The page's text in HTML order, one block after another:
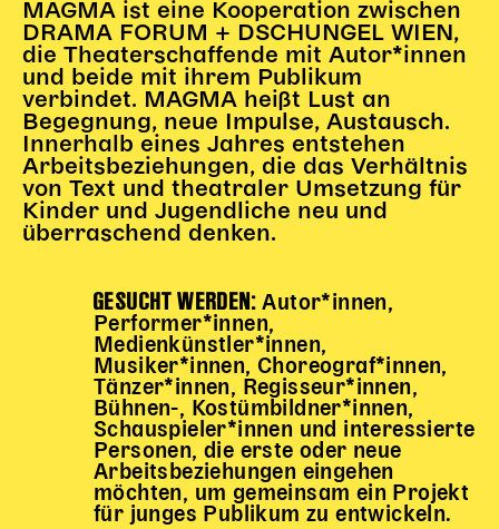
PÄDAGOGIK
Kunst + Wissen
Rund um den Vorstellungsbesuch
Begleitmaterial
TheaterPaket
Partnerklasse + Partnerschule
Schulabenteuernacht
Probenklasse
Vorstellungen für pädagogische Institutionen
Angebote für Pädagog*innen
PädagogikClub
Sommerfest
Open House
Newsletter für pädagogische Institutionen
MAGMA ist eine Kooperation zwischen
DRAMA FORUM + DSCHUNGEL WIEN,
die Theaterschaffende mit Autor*innen
und beide mit ihrem Publikum
verbindet. MAGMA heißt Lust an
Begegnung, neue Impulse, Austausch.
Innerhalb eines Jahres entstehen
Arbeitsbeziehungen, die das Verhältnis
von Text und theatraler Umsetzung für
Kinder und Jugendliche neu und
überraschend denken.
GESUCHT WERDEN:Autor*innen,
Performer*innen,
Medienkünstler*innen,
Musiker*innen, Choreograf*innen,
Tänzer*innen, Regisseur*innen,
Bühnen-, Kostümbildner*innen,
Schauspieler*innen und interessierte
Personen, die erste oder neue
Arbeitsbeziehungen eingehen
möchten, um gemeinsam ein Projekt
für junges Publikum zu entwickeln.